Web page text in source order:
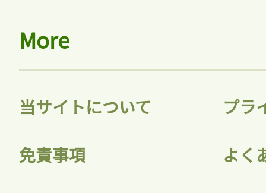
More
当サイトについて プラ
免責事項 よく